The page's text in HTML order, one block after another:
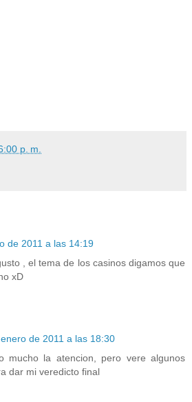
p. m.
de 2011 a las 14:19
, el tema de los casinos digamos que
xD
de 2011 a las 18:30
mucho la atencion, pero vere algunos
dar mi veredicto final